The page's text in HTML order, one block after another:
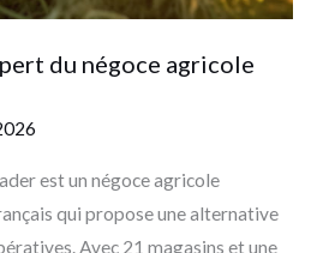
du négoce agricole
est un négoce agricole
qui propose une alternative
Avec 21 magasins et une